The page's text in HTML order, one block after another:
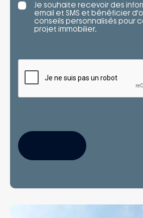
Je souhaite recevoir des
email et SMS et bénéficier
conseils personnalisés pour
projet immobilier.